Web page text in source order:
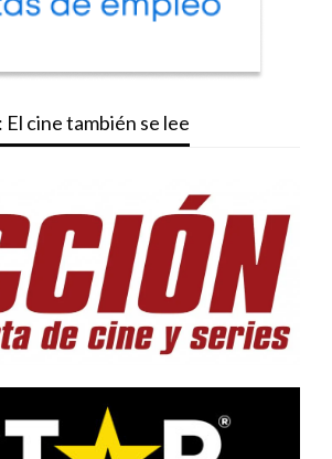
cine también se lee